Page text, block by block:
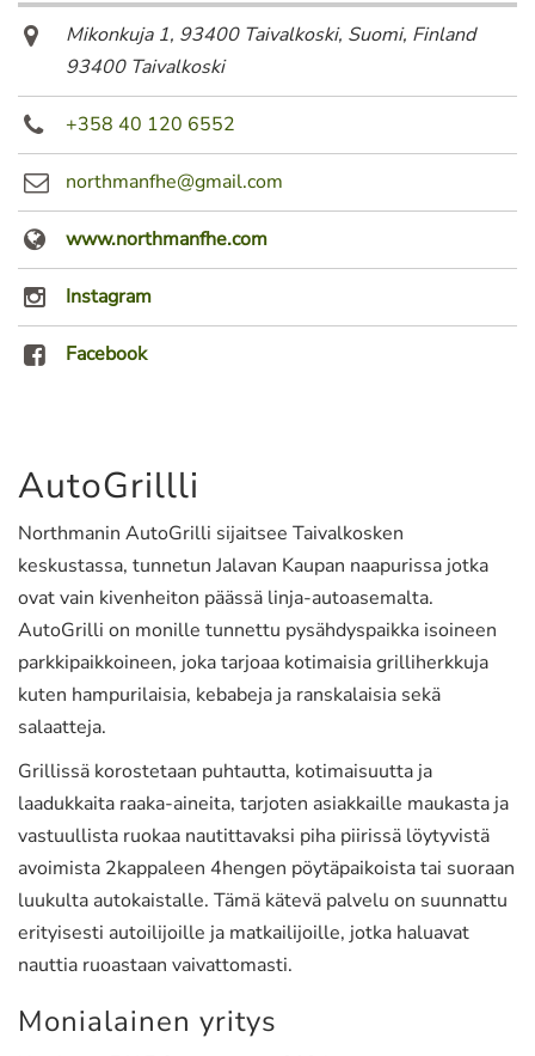
Mikonkuja 1, 93400 Taivalkoski, Suomi, Finland
93400 Taivalkoski
+358 40 120 6552
northmanfhe@gmail.com
www.northmanfhe.com
Instagram
Facebook
AutoGrillli
Northmanin AutoGrilli sijaitsee Taivalkosken
keskustassa, tunnetun Jalavan Kaupan naapurissa jotka
ovat vain kivenheiton päässä linja-autoasemalta.
AutoGrilli on monille tunnettu pysähdyspaikka isoineen
parkkipaikkoineen, joka tarjoaa kotimaisia grilliherkkuja
kuten hampurilaisia, kebabeja ja ranskalaisia sekä
salaatteja.
Grillissä korostetaan puhtautta, kotimaisuutta ja
laadukkaita raaka-aineita, tarjoten asiakkaille maukasta ja
vastuullista ruokaa nautittavaksi piha piirissä löytyvistä
avoimista 2kappaleen 4hengen pöytäpaikoista tai suoraan
luukulta autokaistalle. Tämä kätevä palvelu on suunnattu
erityisesti autoilijoille ja matkailijoille, jotka haluavat
nauttia ruoastaan vaivattomasti.
Monialainen yritys